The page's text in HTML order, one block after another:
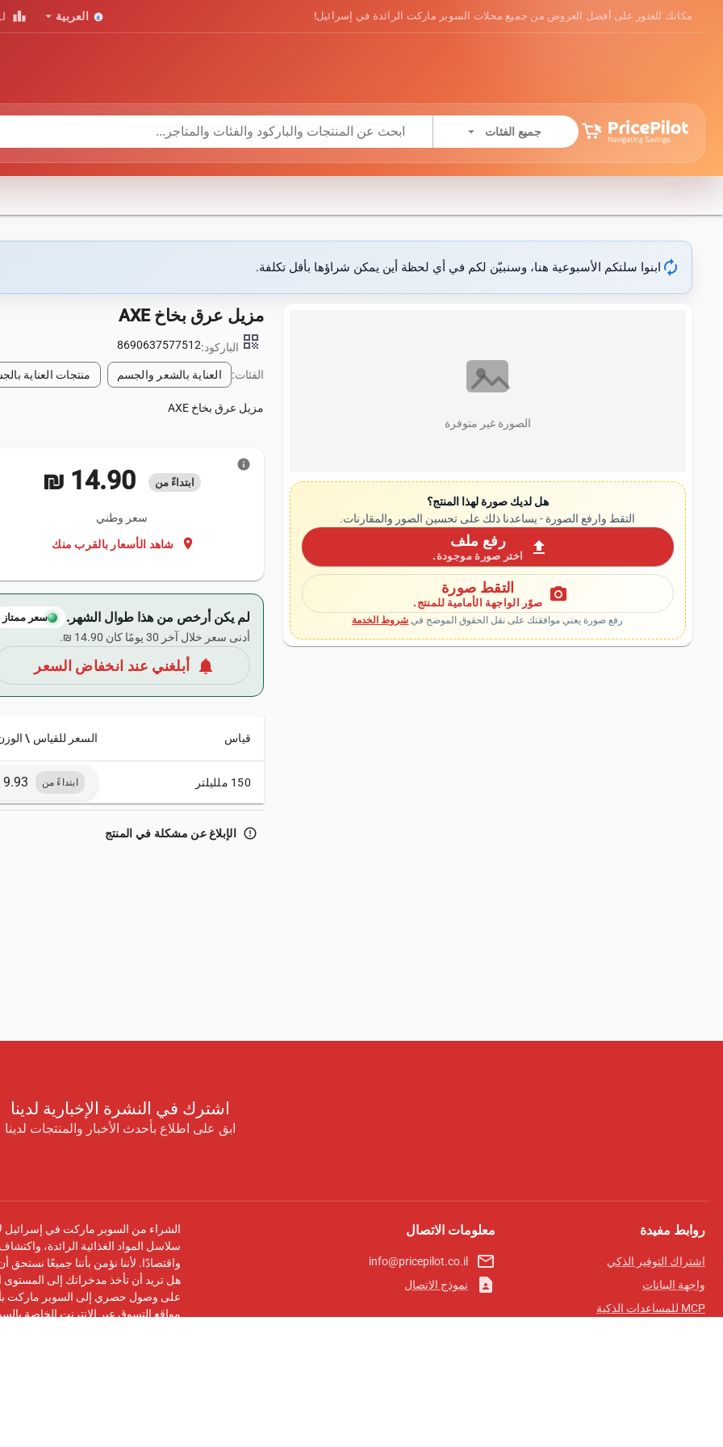
مكانك للعثور على أفضل العروض من جميع محلات السوبر ماركت الرائدة في إسرائيل! العربية arrow_drop_down
leaderboard
جميع الفئات arrow_drop_down
autorenew ابنوا سلتكم الأسبوعية هنا، وسنبيّن لكم في أي لحظة أين يمكن شراؤها بأقل تكلفة.
الصورة غير متوفرة
هل لديك صورة لهذا المنتج؟
التقط وارفع الصورة - يساعدنا ذلك على تحسين الصور والمقارنات.
upload رفع ملف
اختر صورة موجودة.
photo_camera التقط صورة
صوّر الواجهة الأمامية للمنتج.
رفع صورة يعني موافقتك على نقل الحقوق الموضح في شروط الخدمة
مزيل عرق بخاخ AXE
qr_code الباركود:8690637577512
الفئات: العناية بالشعر والجسم منتجات العناية
مزيل عرق بخاخ AXE
ابتداءً من ‏14.90 ₪
سعر وطني
location_on شاهد الأسعار بالقرب منك
info
لم يكن أرخص من هذا طوال الشهر. سعر ممتاز
أدنى سعر خلال آخر 30 يومًا كان ‏14.90 ₪.
notifications أبلغني عند انخفاض السعر
قياس السعر للقياس \
150 ملليلتر ابتداءً من
error_outline الإبلاغ عن مشكلة في المنتج
اشترك في النشرة الإخبارية لدينا
ابق على اطلاع بأحدث الأخبار والمنتجات لدينا
روابط مفيدة
اشتراك التوفير الذكي
واجهة البيانات
MCP للمساعدات الذكية
معلومات الاتصال
mail_outline
info@pricepilot.co.il
contact_page نموذج الاتصال
الشراء من السوبر ماركت في إسرائيل
سلاسل المواد الغذائية الرائدة،
واقتصادًا. لأننا نؤمن بأننا جميعًا
هل تريد أن تأخذ مدخراتك إلى المستوى
على وصول حصري إلى السوبر ماركت
مواقع التسوق عبر الإنترنت الخاصة